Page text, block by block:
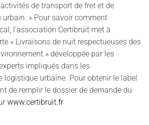
de transport de fret et de
» Pour savoir comment
l’association Certibruit met à
« Livraisons de nuit respectueuses des
» développée par les
impliqués dans les
logistique urbaine. Pour obtenir le label
de remplir le dossier de demande du
www.certibruit.fr